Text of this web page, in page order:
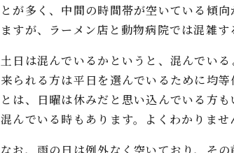
とが多く、中間の時間帯が空いている傾
ますが、ラーメン店と動物病院では混雑す
土日は混んでいるかというと、混んでい
来られる方は平日を選んでいるために均
とは、日曜は休みだと思い込んでいる方
混んでいる時もあります。よくわかりませ